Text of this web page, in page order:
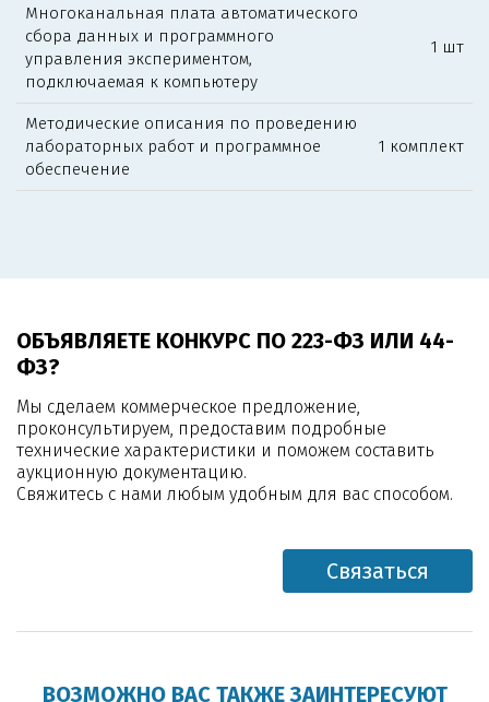
Многоканальная плата автоматического
сбора данных и программного
управления экспериментом,
подключаемая к компьютеру
1 шт
Методические описания по проведению
лабораторных работ и программное
обеспечение
1 комплект
ОБЪЯВЛЯЕТЕ КОНКУРС ПО 223-ФЗ ИЛИ 44-
ФЗ?
Мы сделаем коммерческое предложение,
проконсультируем, предоставим подробные
технические характеристики и поможем составить
аукционную документацию.
Свяжитесь с нами любым удобным для вас способом.
Связаться
ВОЗМОЖНО ВАС ТАКЖЕ ЗАИНТЕРЕСУЮТ